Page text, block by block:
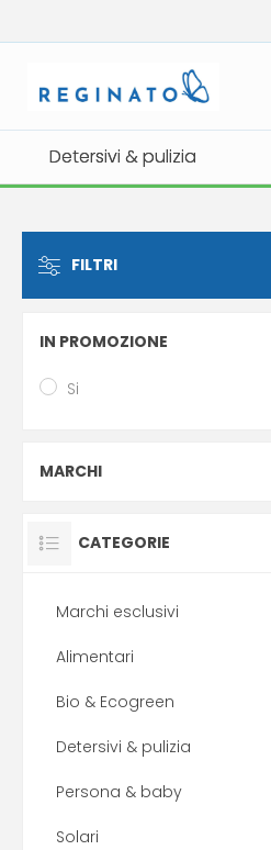
Detersivi & pulizia
Detersivi & pulizia
FILTRI
IN PROMOZIONE
Si
MARCHI
CATEGORIE
Marchi esclusivi
Alimentari
Bio & Ecogreen
Detersivi & pulizia
Persona & baby
Solari